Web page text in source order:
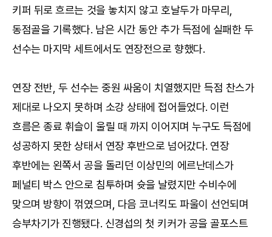
키퍼 뒤로 흐르는 것을 놓치지 않고 호날두가 마무리,
동점골을 기록했다. 남은 시간 동안 추가 득점에 실패한 두
선수는 마지막 세트에서도 연장전으로 향했다.
연장 전반, 두 선수는 중원 싸움이 치열했지만 득점 찬스가
제대로 나오지 못하며 소강 상태에 접어들었다. 이런
흐름은 종료 휘슬이 울릴 때 까지 이어지며 누구도 득점에
성공하지 못한 상태서 연장 후반으로 넘어갔다. 연장
후반에는 왼쪽서 공을 돌리던 이상민의 에르난데스가
페널티 박스 안으로 침투하며 슛을 날렸지만 수비수에
맞으며 방향이 꺾였으며, 다음 코너킥도 파울이 선언되며
승부차기가 진행됐다. 신경섭의 첫 키커가 공을 골포스트